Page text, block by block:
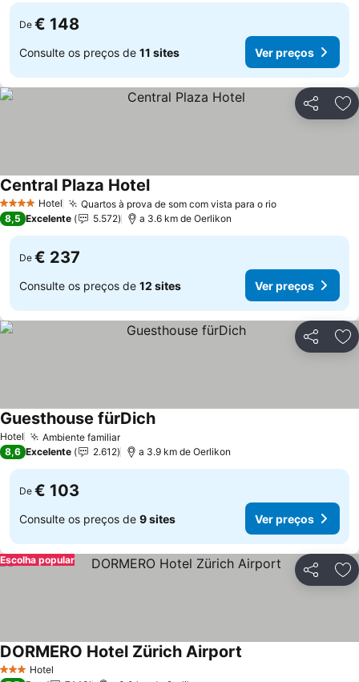
De € 148
Consulte os preços de 11 sites Ver preços
Partilhar
4 EstrelasHotel Quartos à prova de som com vista para o rio
Central Plaza Hotel
8,5 Excelente 5.572 a 3.6 km de Oerlikon
De € 237
Consulte os preços de 12 sites Ver preços
Partilhar
Hotel Ambiente familiar
Guesthouse fürDich
8,6 Excelente 2.612 a 3.9 km de Oerlikon
De € 103
Consulte os preços de 9 sites Ver preços
Partilhar
Escolha popular
3 EstrelasHotel
DORMERO Hotel Zürich Airport